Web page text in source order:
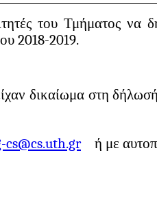
του Τμήματος να
2018-2019.
δικαίωμα στη
cs@cs.uth.gr
ή με